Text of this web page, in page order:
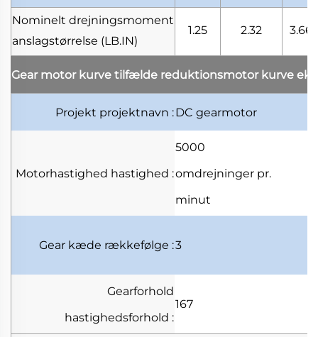
Nominelt drejningsmoment
anslagstørrelse (LB.IN)
1.25 2.32 3.66
Gear motor kurve tilfælde reduktionsmotor kurve
Projekt projektnavn :DC gearmotor
Motorhastighed hastighed :
5000
omdrejninger pr.
minut
Gear kæde rækkefølge :3
Gearforhold
hastighedsforhold :
167